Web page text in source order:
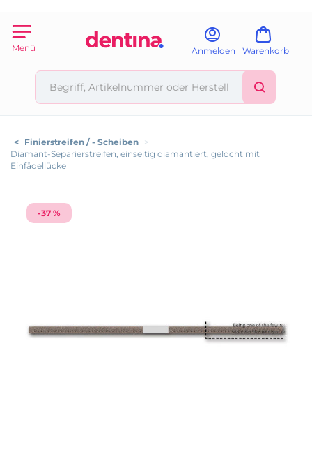
Menü Anmelden Warenkorb
< Finierstreifen / - Scheiben >
Diamant-Separierstreifen, einseitig diamantiert, gelocht mit
Einfädellücke
-37 %